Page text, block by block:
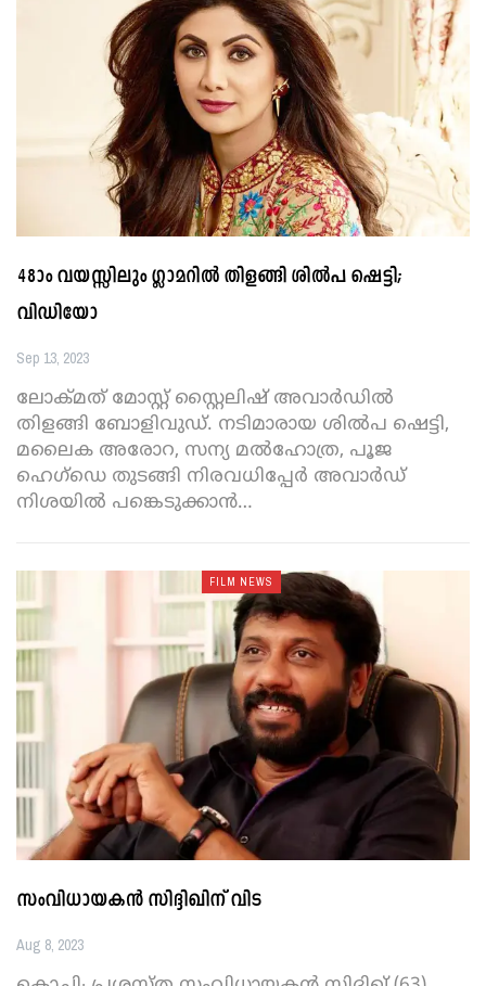
48ാം വയസ്സിലും ഗ്ലാമറിൽ തിളങ്ങി ശിൽപ ഷെട്ടി;
വിഡിയോ
Sep 13, 2023
ലോക്മത് മോസ്റ്റ് സ്റ്റൈലിഷ് അവാർഡിൽ
തിളങ്ങി ബോളിവുഡ്. നടിമാരായ ശിൽപ ഷെട്ടി,
മലൈക അരോറ, സന്യ മൽഹോത്ര, പൂജ
ഹെഗ്ഡെ തുടങ്ങി നിരവധിപ്പേർ അവാർഡ്
നിശയിൽ പങ്കെടുക്കാൻ…
FILM NEWS
സംവിധായകന്‍ സിദ്ദിഖിന് വിട
Aug 8, 2023